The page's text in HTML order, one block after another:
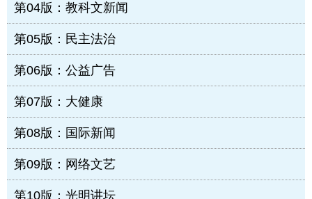
第04版：教科文新闻
第05版：民主法治
第06版：公益广告
第07版：大健康
第08版：国际新闻
第09版：网络文艺
第10版：光明讲坛